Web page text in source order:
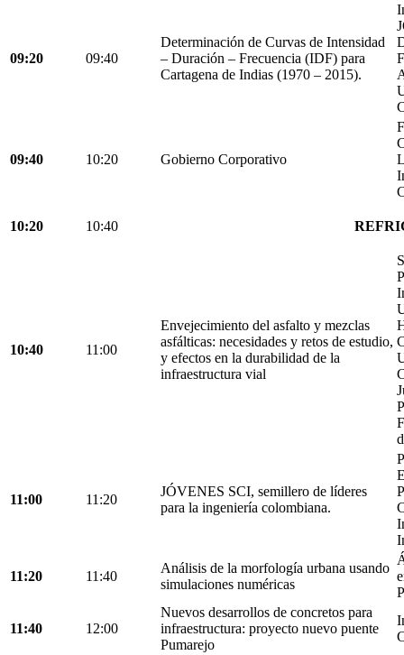
09:20 09:40
Determinación de Curvas de Intensidad
– Duración – Frecuencia (IDF) para
Cartagena de Indias (1970 – 2015).
09:40 10:20 Gobierno Corporativo
10:20 10:40
10:40 11:00
Envejecimiento del asfalto y mezclas
asfálticas: necesidades y retos de estudio,
y efectos en la durabilidad de la
infraestructura vial
11:00 11:20
JÓVENES SCI, semillero de líderes
para la ingeniería colombiana.
11:20 11:40
Análisis de la morfología urbana usando
simulaciones numéricas
11:40 12:00
Nuevos desarrollos de concretos para
infraestructura: proyecto nuevo puente
Pumarejo